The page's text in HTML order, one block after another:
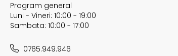
Program general
Luni - Vineri: 10:00 - 19:00
Sambata: 10:00 - 17:00
0765.949.946